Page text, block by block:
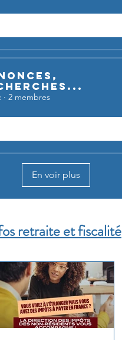
· 2 membres
En voir plus
retraite et fiscalité